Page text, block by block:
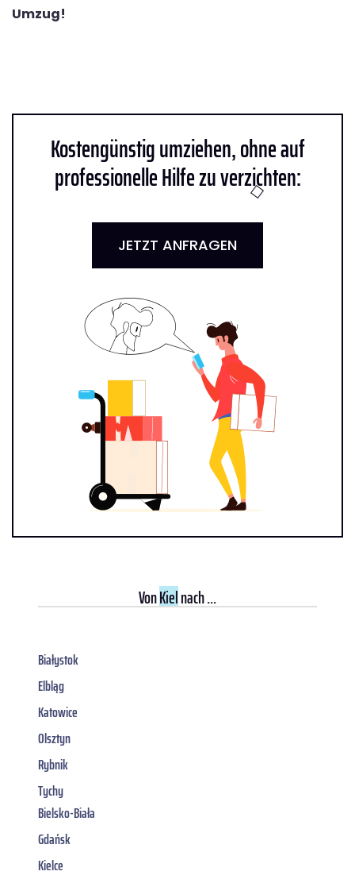
Umzug!
Kostengünstig umziehen, ohne auf
professionelle Hilfe zu verzichten:
JETZT ANFRAGEN
VonKielnach ...
Białystok
Elbląg
Katowice
Olsztyn
Rybnik
Tychy
Bielsko-Biała
Gdańsk
Kielce